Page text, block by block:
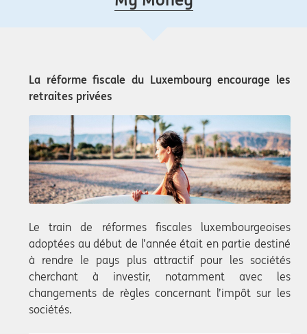
La réforme fiscale du Luxembourg encourage les
retraites privées
Le train de réformes fiscales luxembourgeoises
adoptées au début de l’année était en partie destiné
à rendre le pays plus attractif pour les sociétés
cherchant à investir, notamment avec les
changements de règles concernant l’impôt sur les
sociétés.